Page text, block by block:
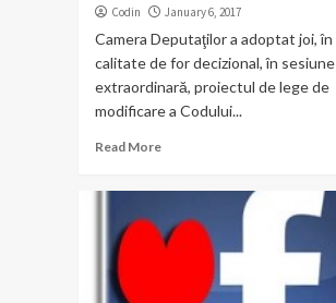
Codin January 6, 2017
Camera Deputaţilor a adoptat joi, în
calitate de for decizional, în sesiune
extraordinară, proiectul de lege de
modificare a Codului...
Read More